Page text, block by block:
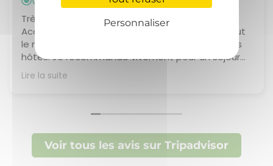
Personnaliser
Très bel endroit
Accueil excellent, gîte très confortable avec tout
le nécessaire. Odile est aux petits soins pour ses
hôtes. Je recommande vivement pour un séjour
en Lozère.
apprécié votre séjour, le confort du gîte ainsi que
l'accueil qui vous a été réservé. Odile sera
particulièrement touchée par vos compliments et
Lire la suite
Voir tous les avis sur Tripadvisor